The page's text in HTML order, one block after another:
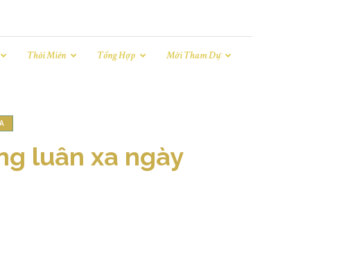
Thôi Miên Tổng Hợp Mời Tham Dự
luân xa ngày